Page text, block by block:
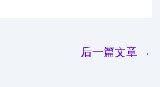
后一篇文章 →